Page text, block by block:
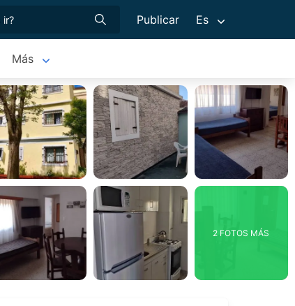
Publicar Es
Más
2 FOTOS MÁS